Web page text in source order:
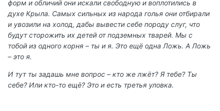
форм и обличий они искали свободную и воплотились в
духе Крыла. Самых сильных из народа голья они отбирали
и увозили на холод, дабы вывести себе породу слуг, что
будут сторожить их детей от подземных тварей. Мы с
тобой из одного корня – ты и я. Это ещё одна Ложь. А Ложь
– это я.
И тут ты задашь мне вопрос – кто же лжёт? Я тебе? Ты
себе? Или кто-то ещё? Это и есть третья уловка.